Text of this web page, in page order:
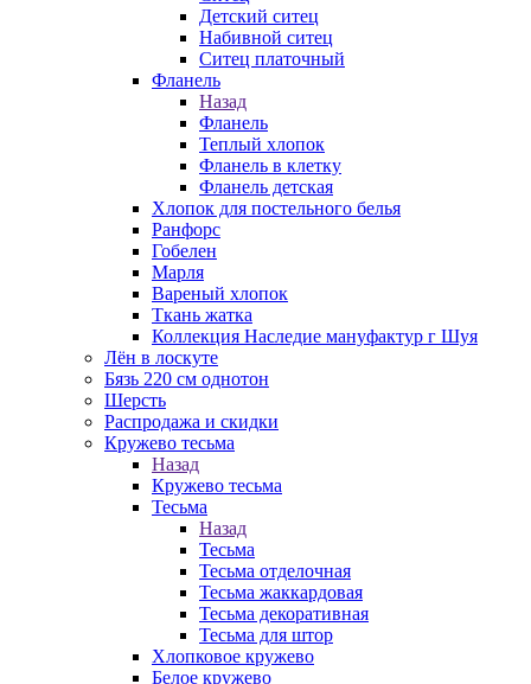
Детский ситец
Набивной ситец
Ситец платочный
Фланель
Назад
Фланель
Теплый хлопок
Фланель в клетку
Фланель детская
Хлопок для постельного белья
Ранфорс
Гобелен
Марля
Вареный хлопок
Ткань жатка
Коллекция Наследие мануфактур г Шуя
Лён в лоскуте
Бязь 220 см однотон
Шерсть
Распродажа и скидки
Кружево тесьма
Назад
Кружево тесьма
Тесьма
Назад
Тесьма
Тесьма отделочная
Тесьма жаккардовая
Тесьма декоративная
Тесьма для штор
Хлопковое кружево
Белое кружево